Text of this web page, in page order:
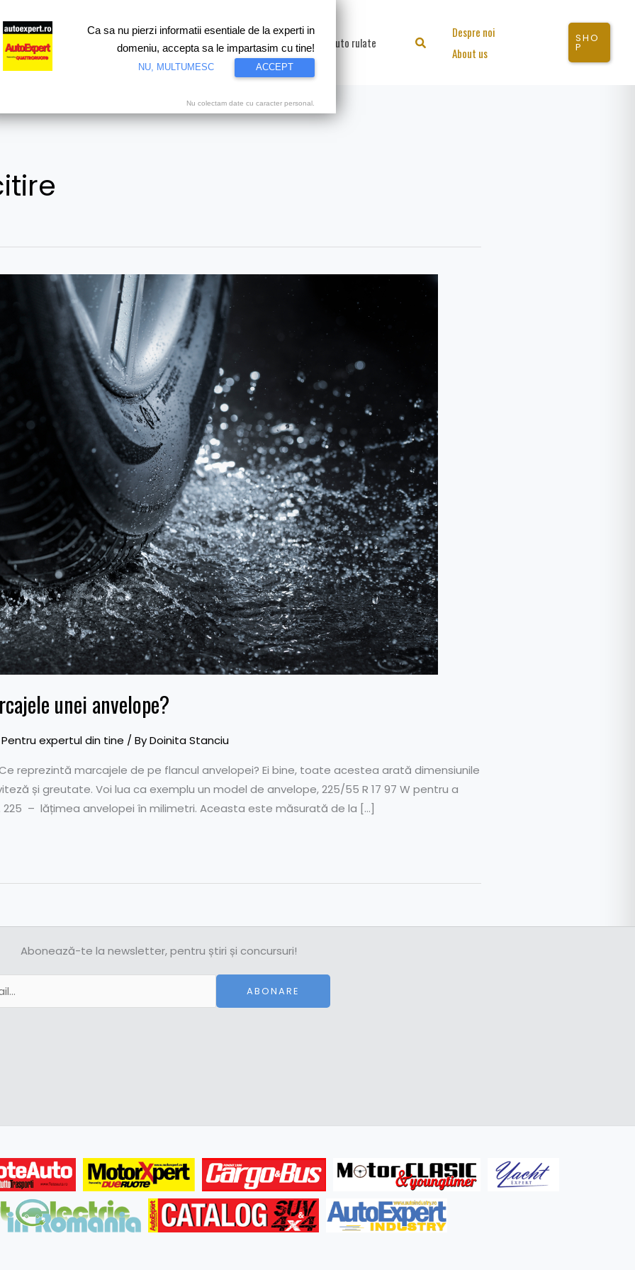
Test drive Motorsport Proiecte speciale Video Auto rulate Search
Despre noi
About us
SHO
P
unei anvelope?
Pentru expertul din tine / ByDoinita Stanciu
reprezintă marcajele de pe flancul anvelopei? Ei bine, toate acestea arată dimensiunile
și greutate. Voi lua ca exemplu un model de anvelope, 225/55 R 17 97 W pentru a
– lățimea anvelopei în milimetri. Aceasta este măsurată de la […]
Abonează-te la newsletter, pentru știri și concursuri!
ABONARE
Ca sa nu pierzi informatii esentiale de la experti in
domeniu, accepta sa le impartasim cu tine!
NU, MULTUMESC ACCEPT
Nu colectam date cu caracter personal.